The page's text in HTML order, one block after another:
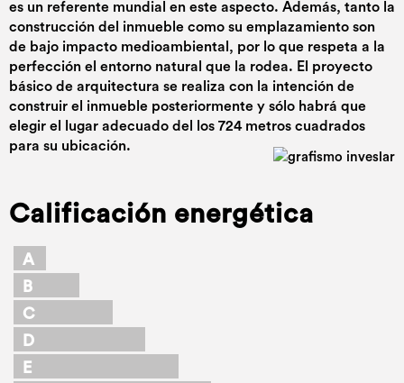
es un referente mundial en este aspecto. Además, tanto la
construcción del inmueble como su emplazamiento son
de bajo impacto medioambiental, por lo que respeta a la
perfección el entorno natural que la rodea. El proyecto
básico de arquitectura se realiza con la intención de
construir el inmueble posteriormente y sólo habrá que
elegir el lugar adecuado del los 724 metros cuadrados
para su ubicación.
Calificación energética
A
B
C
D
E